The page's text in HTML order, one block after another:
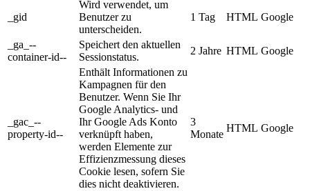
_gid
Wird verwendet, um
Benutzer zu
unterscheiden.
1 Tag HTML Google
_ga_--
container-id--
Speichert den aktuellen
Sessionstatus.
2 Jahre HTML Google
_gac_--
property-id--
Enthält Informationen zu
Kampagnen für den
Benutzer. Wenn Sie Ihr
Google Analytics- und
Ihr Google Ads Konto
verknüpft haben,
werden Elemente zur
Effizienzmessung dieses
Cookie lesen, sofern Sie
dies nicht deaktivieren.
3
Monate
HTML Google